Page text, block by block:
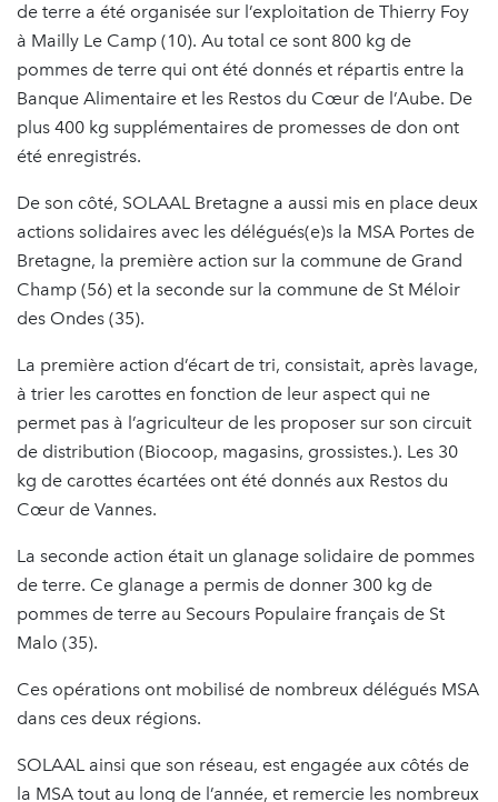
de terre a été organisée sur l’exploitation de Thierry Foy
à Mailly Le Camp (10). Au total ce sont 800 kg de
pommes de terre qui ont été donnés et répartis entre la
Banque Alimentaire et les Restos du Cœur de l’Aube. De
plus 400 kg supplémentaires de promesses de don ont
été enregistrés.
De son côté, SOLAAL Bretagne a aussi mis en place deux
actions solidaires avec les délégués(e)s la MSA Portes de
Bretagne, la première action sur la commune de Grand
Champ (56) et la seconde sur la commune de St Méloir
des Ondes (35).
La première action d’écart de tri, consistait, après lavage,
à trier les carottes en fonction de leur aspect qui ne
permet pas à l’agriculteur de les proposer sur son circuit
de distribution (Biocoop, magasins, grossistes.). Les 30
kg de carottes écartées ont été donnés aux Restos du
Cœur de Vannes.
La seconde action était un glanage solidaire de pommes
de terre. Ce glanage a permis de donner 300 kg de
pommes de terre au Secours Populaire français de St
Malo (35).
Ces opérations ont mobilisé de nombreux délégués MSA
dans ces deux régions.
SOLAAL ainsi que son réseau, est engagée aux côtés de
la MSA tout au long de l’année, et remercie les nombreux